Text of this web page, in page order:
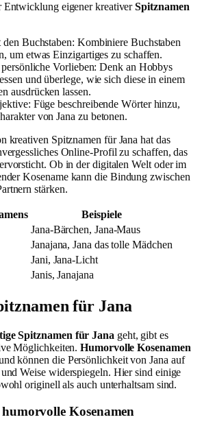
Entwicklung eigener kreativerSpitznamen
den Buchstaben: Kombiniere Buchstaben
um etwas Einzigartiges zu schaffen.
Vorlieben: Denk an Hobbys
und überlege, wie sich diese in einem
ausdrücken lassen.
Füge beschreibende Wörter hinzu,
von Jana zu betonen.
kreativen Spitznamen für Jana hat das
Online-Profil zu schaffen, das
Ob in der digitalen Welt oder im
Kosename kann die Bindung zwischen
stärken.
Beispiele
Jana-Bärchen, Jana-Maus
Janajana, Jana das tolle Mädchen
Jani, Jana-Licht
Janis, Janajana
für Jana
Spitznamen für Jana geht, gibt es
Möglichkeiten.Humorvolle Kosenamen
können die Persönlichkeit von Jana auf
Weise widerspiegeln. Hier sind einige
originell als auch unterhaltsam sind.
Kosenamen